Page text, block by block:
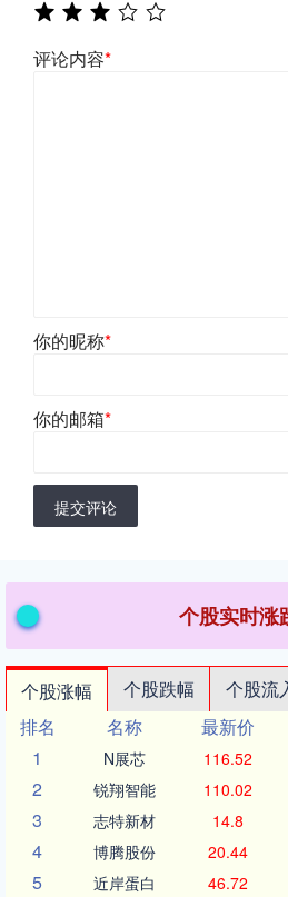
评论内容*
你的昵称*
你的邮箱*
提交评论
个股实时涨
个股涨幅 个股跌幅 个股流
排名
名称 最新价
1
N展芯 116.52
2 锐翔智能 110.02
3 志特新材 14.8
4 博腾股份 20.44
5 近岸蛋白 46.72